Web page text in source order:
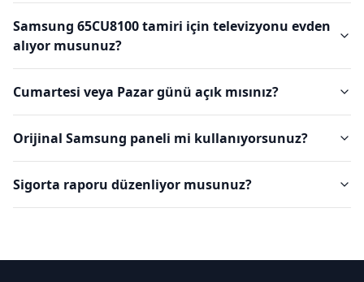
Samsung 65CU8100 tamiri için televizyonu evden
alıyor musunuz?
Cumartesi veya Pazar günü açık mısınız?
Orijinal Samsung paneli mi kullanıyorsunuz?
Sigorta raporu düzenliyor musunuz?